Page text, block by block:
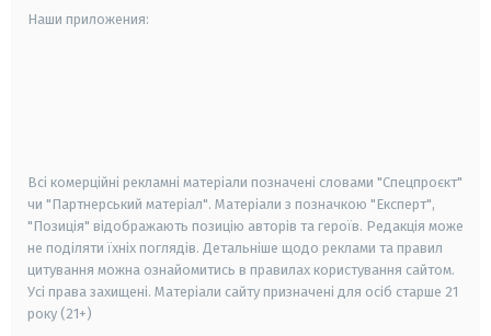
Наши приложения:
Всі комерційні рекламні матеріали позначені словами "Спецпроєкт"
чи "Партнерський матеріал". Матеріали з позначкою "Експерт",
"Позиція" відображають позицію авторів та героїв. Редакція може
не поділяти їхніх поглядів. Детальніше щодо реклами та правил
цитування можна ознайомитись в правилах користування сайтом.
Усі права захищені. Матеріали сайту призначені для осіб старше 21
року (21+)